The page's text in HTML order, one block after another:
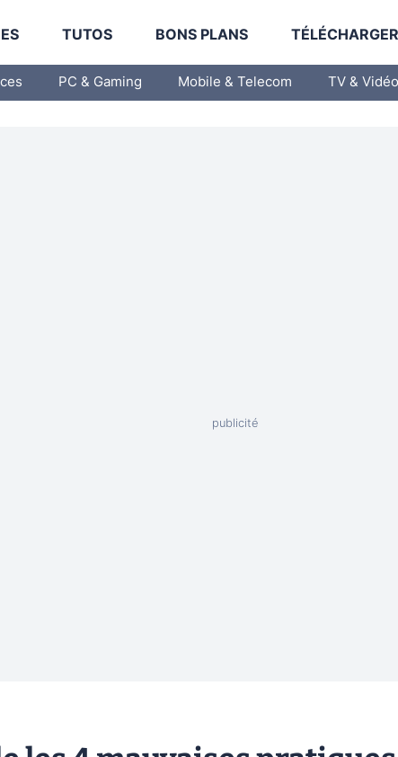
TUTOS BONS PLANS
PC & Gaming Mobile & Telecom TV & Vidéo